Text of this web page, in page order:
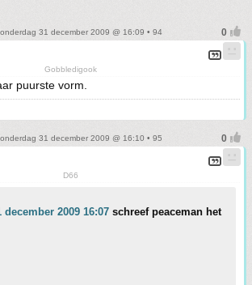
31 december 2009 @ 16:09 • 94
Gobbledigook
puurste vorm.
31 december 2009 @ 16:10 • 95
D66
2009 16:07 schreef peaceman het